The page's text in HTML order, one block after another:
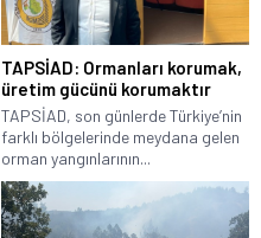
TAPSİAD: Ormanları korumak,
üretim gücünü korumaktır
TAPSİAD, son günlerde Türkiye’nin
farklı bölgelerinde meydana gelen
orman yangınlarının...